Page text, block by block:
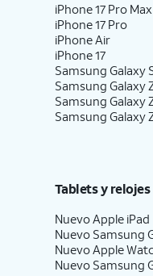
iPhone 17 Pro Max
iPhone 17 Pro
iPhone Air
iPhone 17
Samsung Galaxy
Samsung Galaxy
Samsung Galaxy
Samsung Galaxy
Tablets y relojes
Nuevo Apple iPad
Nuevo Samsung
Nuevo Apple
Nuevo Samsung